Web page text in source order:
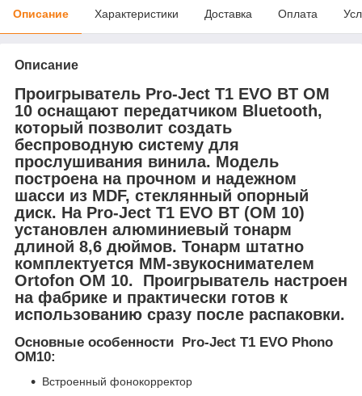
Описание Характеристики Доставка Оплата
Описание
Проигрыватель Pro-Ject T1 EVO BT OM
10 оснащают передатчиком Bluetooth,
который позволит создать
беспроводную систему для
прослушивания винила. Модель
построена на прочном и надежном
шасси из MDF, стеклянный опорный
диск. На Pro-Ject T1 EVO BT (OM 10)
установлен алюминиевый тонарм
длиной 8,6 дюймов. Тонарм штатно
комплектуется MM-звукоснимателем
Ortofon OM 10. Проигрыватель настроен
на фабрике и практически готов к
использованию сразу после распаковки.
Основные особенности Pro-Ject T1 EVO Phono
OM10:
Встроенный фонокорректор